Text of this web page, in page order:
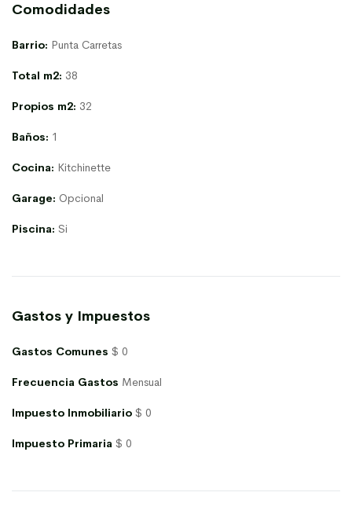
Comodidades
Barrio: Punta Carretas
Total m2: 38
Propios m2: 32
Baños: 1
Cocina: Kitchinette
Garage: Opcional
Piscina: Si
Gastos y Impuestos
Gastos Comunes $ 0
Frecuencia Gastos Mensual
Impuesto Inmobiliario $ 0
Impuesto Primaria $ 0